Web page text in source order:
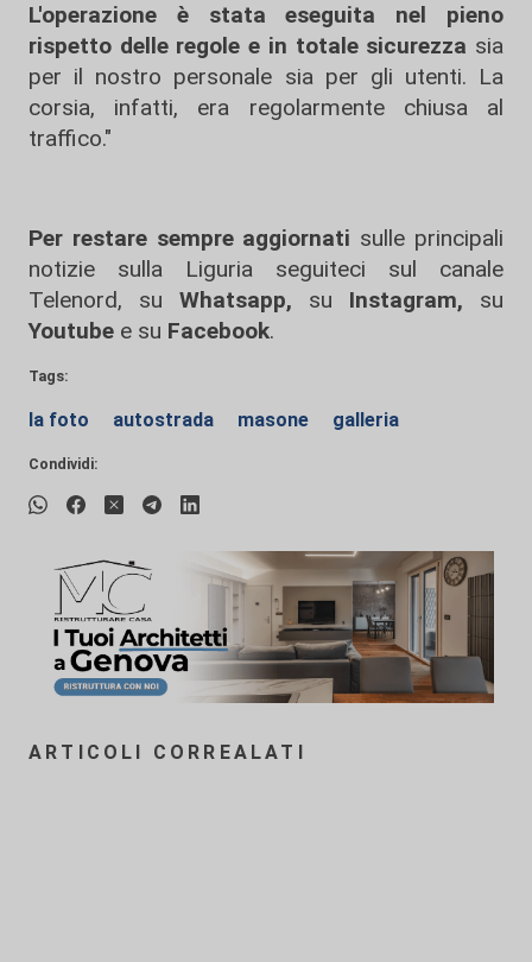
L'operazione è stata eseguita nel pieno
rispetto delle regole e in totale sicurezza sia
per il nostro personale sia per gli utenti. La
corsia, infatti, era regolarmente chiusa al
traffico."
Per restare sempre aggiornati sulle principali
notizie sulla Liguria seguiteci sul canale
Telenord, su
Whatsapp, su Instagram, su
Youtube e su Facebook.
Tags:
la foto autostrada masone galleria
Condividi:
ARTICOLI CORREALATI